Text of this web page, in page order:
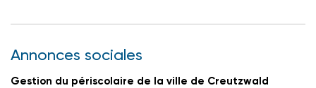
Annonces sociales
Gestion du périscolaire de la ville de Creutzwald